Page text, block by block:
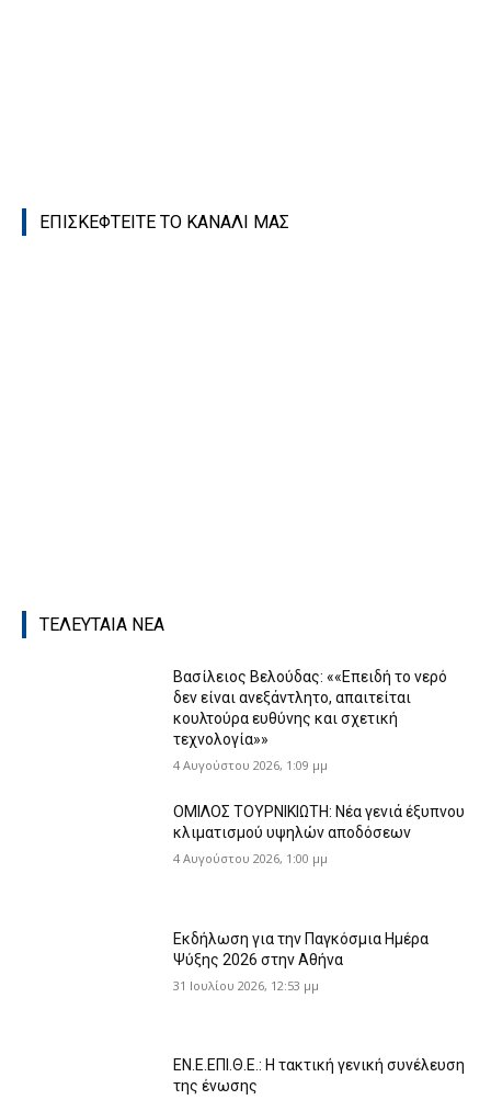
ΕΠΙΣΚΕΦΤΕΙΤΕ ΤΟ ΚΑΝΑΛΙ ΜΑΣ
ΤΕΛΕΥΤΑΙΑ ΝΕΑ
Βασίλειος Βελούδας: ««Eπειδή το νερό
δεν είναι ανεξάντλητο, απαιτείται
κουλτούρα ευθύνης και σχετική
τεχνολογία»»
4 Αυγούστου 2026, 1:09 μμ
ΟΜΙΛΟΣ ΤΟΥΡΝΙΚΙΩΤΗ: Νέα γενιά έξυπνου
κλιματισμού υψηλών αποδόσεων
4 Αυγούστου 2026, 1:00 μμ
Εκδήλωση για την Παγκόσμια Ημέρα
Ψύξης 2026 στην Αθήνα
31 Ιουλίου 2026, 12:53 μμ
ΕΝ.Ε.ΕΠΙ.Θ.Ε.: Η τακτική γενική συνέλευση
της ένωσης